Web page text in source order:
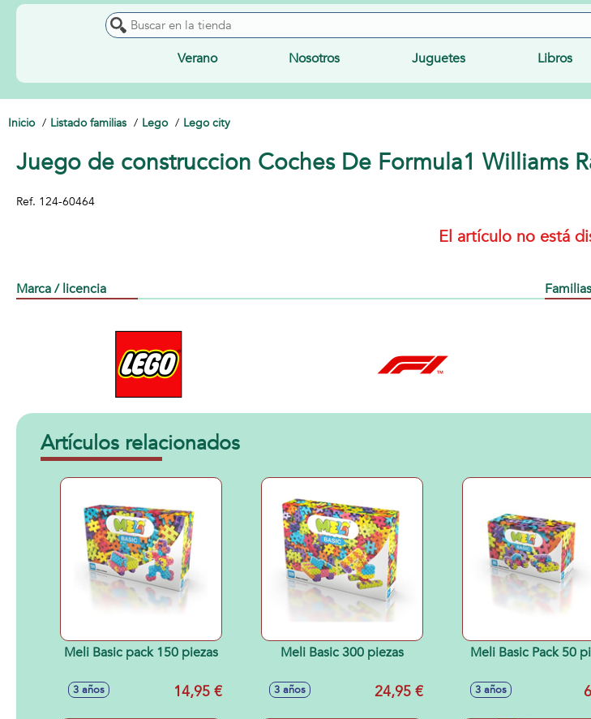
Verano Nosotros Juguetes Libros
Inicio Listado familias Lego Lego city
Juego de construccion Coches De Formula1 Williams
Ref. 124-60464
El artículo no está
Marca / licencia Familias
Artículos relacionados
Meli Basic pack 150 piezas
3 años 14,95 €
Meli Basic 300 piezas
3 años 24,95 €
Meli Basic Pack 50
3 años